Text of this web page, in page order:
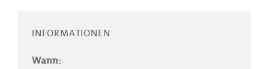
INFORMATIONEN
Wann: